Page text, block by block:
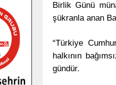
Birlik Günü
şükranla anan
“Türkiye
halkının
gündür.